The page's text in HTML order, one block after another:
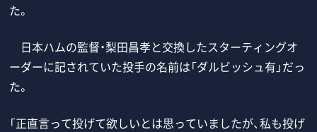
た。
日本ハムの監督・梨田昌孝と交換したスターティングオ
ーダーに記されていた投手の名前は「ダルビッシュ有」だっ
た。
「正直言って投げて欲しいとは思っていましたが、私も投げ